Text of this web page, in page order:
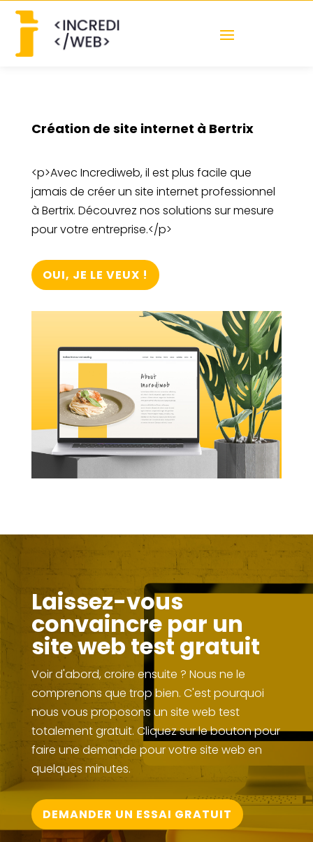
Création de site internet à Bertrix
<p>Avec Incrediweb, il est plus facile que
jamais de créer un site internet professionnel
à Bertrix. Découvrez nos solutions sur mesure
pour votre entreprise.</p>
OUI, JE LE VEUX !
Laissez-vous
convaincre par un
site web test gratuit
Voir d'abord, croire ensuite ? Nous ne le
comprenons que trop bien. C'est pourquoi
nous vous proposons un site web test
totalement gratuit. Cliquez sur le bouton pour
faire une demande pour votre site web en
quelques minutes.
DEMANDER UN ESSAI GRATUIT